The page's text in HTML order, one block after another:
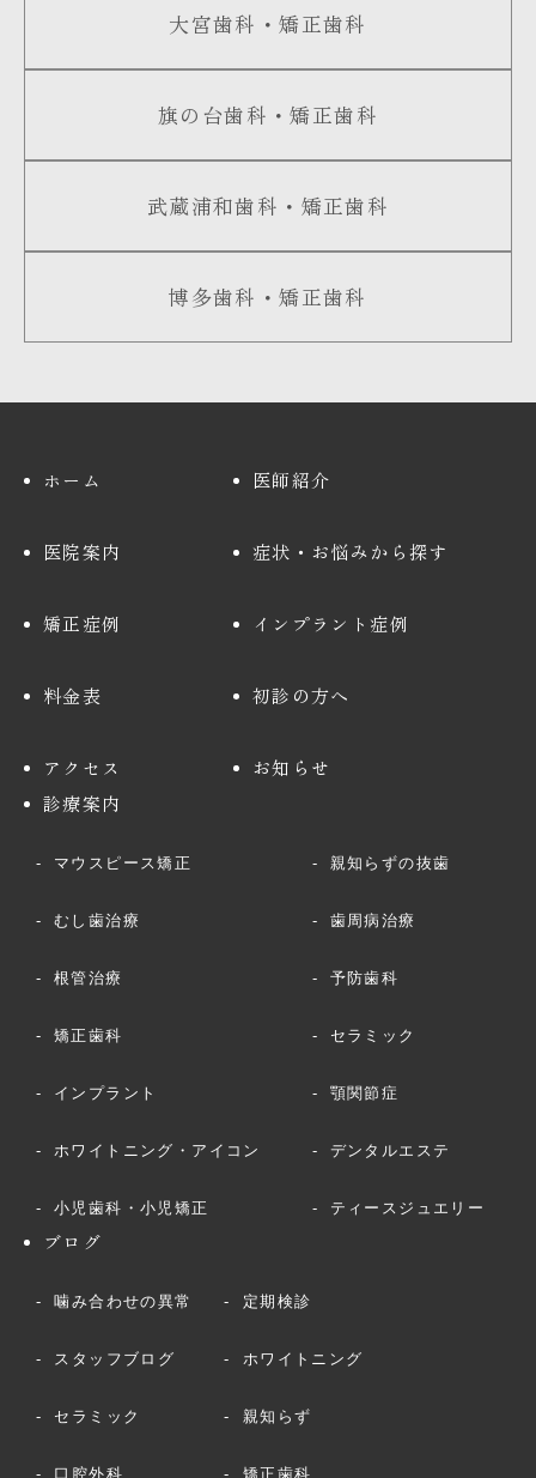
大宮歯科・矯正歯科
旗の台歯科・矯正歯科
武蔵浦和歯科・矯正歯科
博多歯科・矯正歯科
ホーム 医師紹介
医院案内 症状・お悩みから探す
矯正症例 インプラント症例
料金表 初診の方へ
アクセス
お知らせ
診療案内
マウスピース矯正 親知らずの抜歯
むし歯治療 歯周病治療
根管治療 予防歯科
矯正歯科 セラミック
インプラント 顎関節症
ホワイトニング・アイコン デンタルエステ
小児歯科・小児矯正 ティースジュエリー
ブログ
噛み合わせの異常 定期検診
スタッフブログ ホワイトニング
セラミック 親知らず
口腔外科 矯正歯科